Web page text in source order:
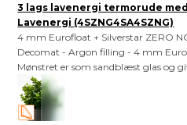
3 lags lavenergi termorude
Lavenergi (4SZNG4SA4SZNG)
4 mm Eurofloat + Silverstar ZERO
Decomat - Argon filling - 4 mm
Mønstret er som sandblæst glas og